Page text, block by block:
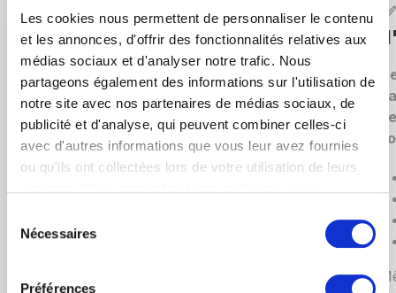
Les cookies nous permettent de personnaliser le contenu
et les annonces, d'offrir des fonctionnalités relatives aux
médias sociaux et d'analyser notre trafic. Nous
partageons également des informations sur l'utilisation de
notre site avec nos partenaires de médias sociaux, de
publicité et d'analyse, qui peuvent combiner celles-ci
avec d'autres informations que vous leur avez fournies
ou qu'ils ont collectées lors de votre utilisation de leurs
Nécessaires
Préférences
✅ Le Marketing Digital et ses
leviers
Comprendre les enjeux globaux de
l’approche marketing sur internet :
savoir fixer et comprendre des
objectifs marketing
identifier sa cible
le tunnel de conversion.
✅